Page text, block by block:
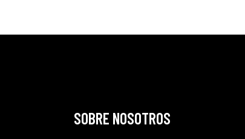
SOBRE NOSOTROS